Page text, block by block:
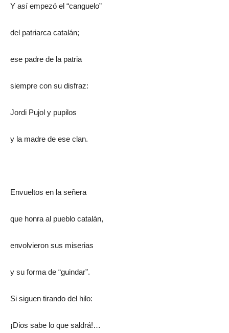
Y así empezó el “canguelo”
del patriarca catalán;
ese padre de la patria
siempre con su disfraz:
Jordi Pujol y pupilos
y la madre de ese clan.
Envueltos en la señera
que honra al pueblo catalán,
envolvieron sus miserias
y su forma de “guindar”.
Si siguen tirando del hilo:
¡Dios sabe lo que saldrá!…